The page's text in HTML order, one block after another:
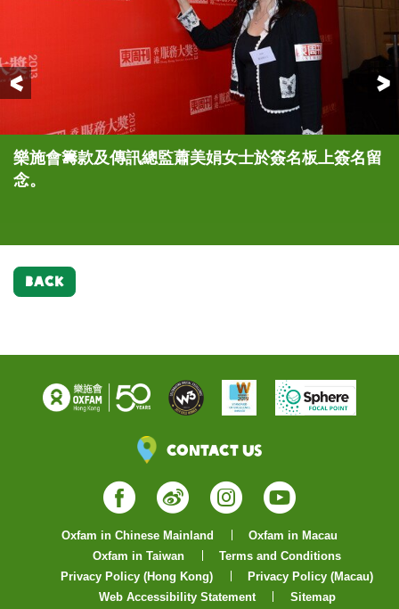
Previous
樂施會籌款及傳訊總監蕭美娟女士於簽名板上簽名留
念。
樂施會籌款及傳訊總監蕭美娟女士獲星島雜誌集團行
政總裁兼《東周刊》社長黎廷瑤先生頒發「慈善機構
樂施會籌款及傳訊總監蕭美娟女士與香港中文大學
EMBA課程主任陳志輝教授於頒獎禮上合照。
樂施會籌款及傳訊總監蕭美娟女士(前排左二)與其他
主禮嘉賓、頒獎嘉賓及各得獎機構合照。
樂施會籌款及傳訊總監蕭美娟女士代表樂施會領取
《東周刊》頒發之「慈善機構大獎」獎項。
BACK
Contact Us
Facebook
WeiboInstagram
YouTube
Oxfam in Chinese Mainland
Oxfam in Macau
Oxfam in Taiwan
Terms and Conditions
Privacy Policy (Hong Kong)
Privacy Policy (Macau)
Web Accessibility Statement
Sitemap